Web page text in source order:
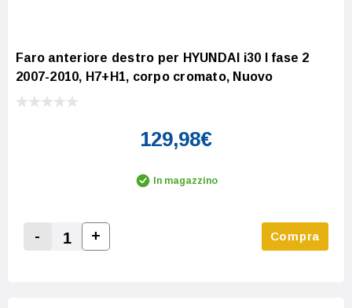
Faro anteriore destro per HYUNDAI i30 I fase 2
2007-2010, H7+H1, corpo cromato, Nuovo
129,98€
In magazzino
Decrease Quantity:
-
Increase Quantity:
+ Compra